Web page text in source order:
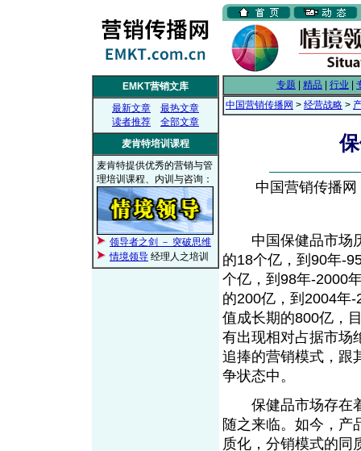
EMKT营销文库
最新文章
最热文章
读者推荐
全部文章
麦肯特培训课程
麦肯特提供优秀的营销与管
理培训课程、内训与咨询：
领导者之剑 － 突破思维
情境领导 经理人之培训
专题 精品 行业
中国营销传播网 > 经营战略 >
中国营销传播
中国保健品市场历
的18个亿，到90年-
个亿，到98年-2000
的200亿，到2004年
值成长期的800亿，
有出现相对占据市场
追捧的营销模式，跟
争状态中。
保健品市场存在着
随之来临。如今，产
质化，分销模式的同